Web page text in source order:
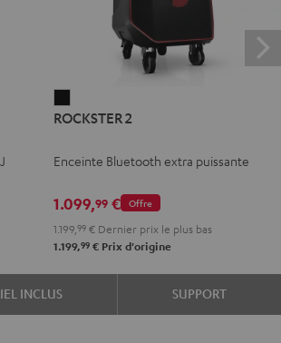
2
ROCKSTER 2
Enceinte Bluetooth extra puissante
Offre
1.099,99 €
1.199,99 € Dernier prix le plus bas
1.199,99 € Prix d'origine
INCLUS SUPPORT